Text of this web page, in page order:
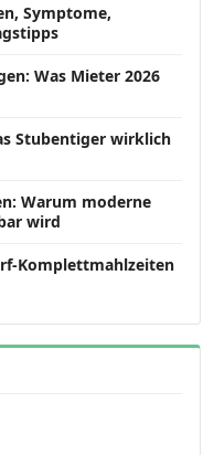
Symptome,
Was Mieter 2026
Stubentiger wirklich
Warum moderne
wird
Komplettmahlzeiten